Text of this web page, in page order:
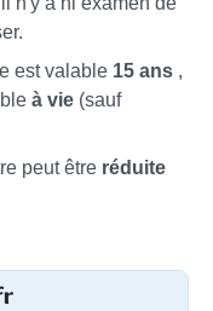
est valable 15 ans ,
à vie (sauf
peut être réduite